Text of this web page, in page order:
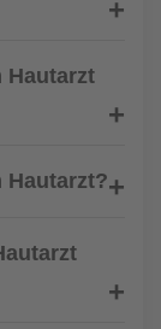
Hautarzt
Hautarzt?